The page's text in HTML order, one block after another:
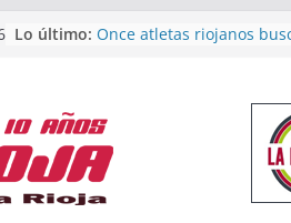
Lo último: Once atletas riojanos
Un bronce en 4×400 y
de finalista cierran la
riojana en en Nacional
El equipo femenino del
Rioja alcanza el podio
Acuatlón en Calahorra